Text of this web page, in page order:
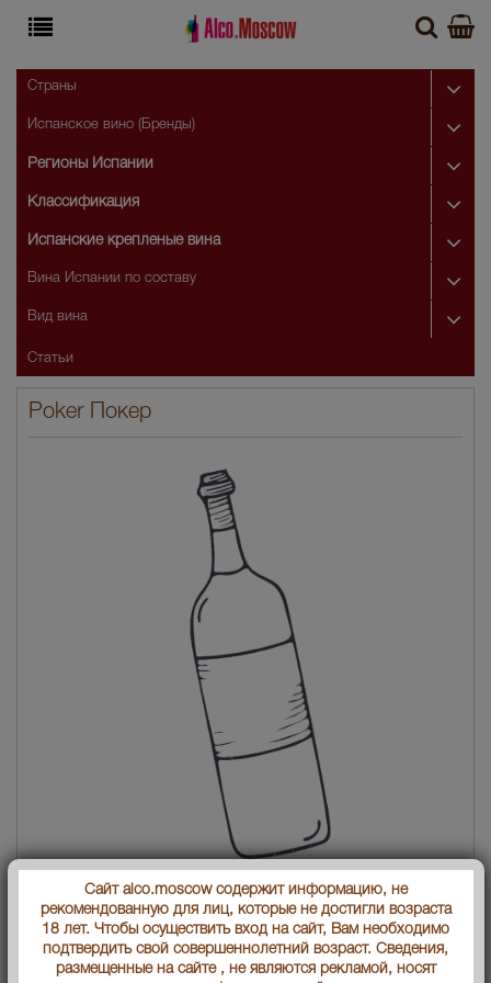
Poker Покер
Poker D Tempranillos Испанское вино Покер де Темпранильос
Страна производства Испания
Объем бутылки 0.75 л
Страны
Испанское вино (Бренды)
Регионы Испании
Классификация
Испанские крепленые вина
Вина Испании по составу
Вид вина
Статьи
Сайт alco.moscow содержит информацию, не
рекомендованную для лиц, которые не достигли возраста
18 лет. Чтобы осуществить вход на сайт, Вам необходимо
подтвердить свой совершеннолетний возраст. Сведения,
размещенные на сайте , не являются рекламой, носят